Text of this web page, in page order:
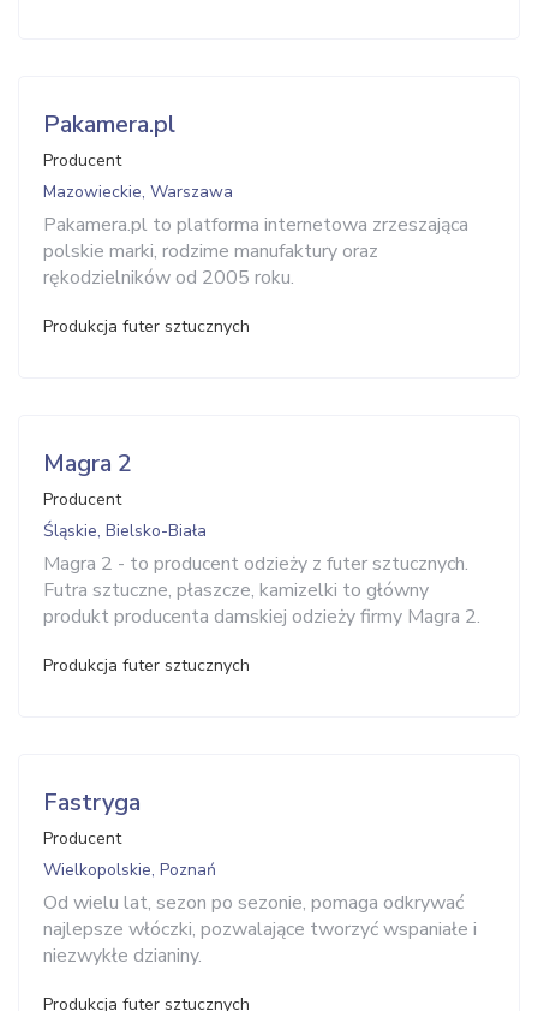
Pakamera.pl
Producent
Mazowieckie, Warszawa
Pakamera.pl to platforma internetowa zrzeszająca
polskie marki, rodzime manufaktury oraz
rękodzielników od 2005 roku.
Produkcja futer sztucznych
Magra 2
Producent
Śląskie, Bielsko-Biała
Magra 2 - to producent odzieży z futer sztucznych.
Futra sztuczne, płaszcze, kamizelki to główny
produkt producenta damskiej odzieży firmy Magra 2.
Produkcja futer sztucznych
Fastryga
Producent
Wielkopolskie, Poznań
Od wielu lat, sezon po sezonie, pomaga odkrywać
najlepsze włóczki, pozwalające tworzyć wspaniałe i
niezwykłe dzianiny.
Produkcja futer sztucznych